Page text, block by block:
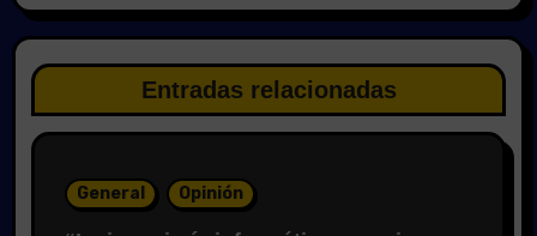
Entradas relacionadas
General Opinión